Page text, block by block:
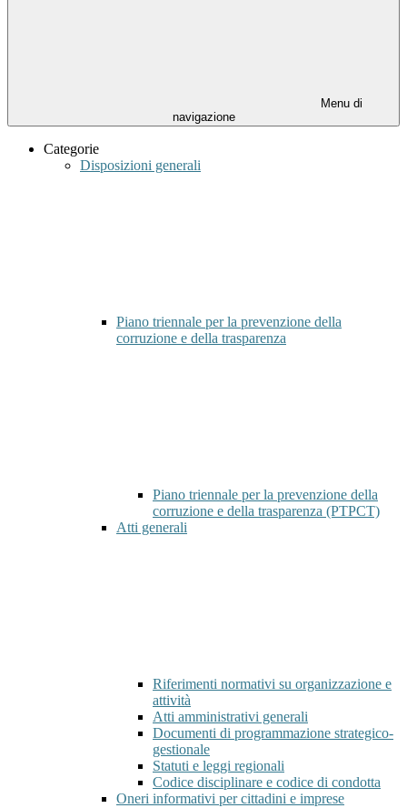
Menu di
navigazione
Categorie
Disposizioni generali
Piano triennale per la prevenzione della
corruzione e della trasparenza
Piano triennale per la prevenzione della
corruzione e della trasparenza (PTPCT)
Atti generali
Riferimenti normativi su organizzazione e
attività
Atti amministrativi generali
Documenti di programmazione strategico-
gestionale
Statuti e leggi regionali
Codice disciplinare e codice di condotta
Oneri informativi per cittadini e imprese